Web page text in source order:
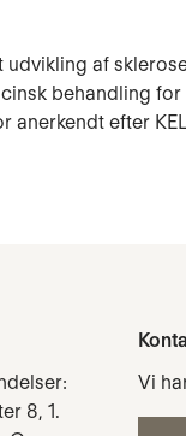
af
behandling
efter
8, 1.
Vi